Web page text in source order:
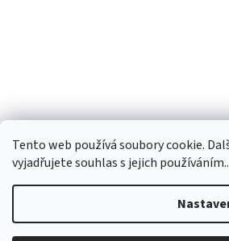
Tento web používá soubory cookie.
vyjadřujete souhlas s jejich